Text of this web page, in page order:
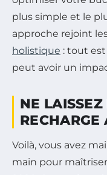
plus simple et le
approche rejoint
holistique : tout
peut avoir un
NE
RECHARGE
Voilà, vous avez
main pour